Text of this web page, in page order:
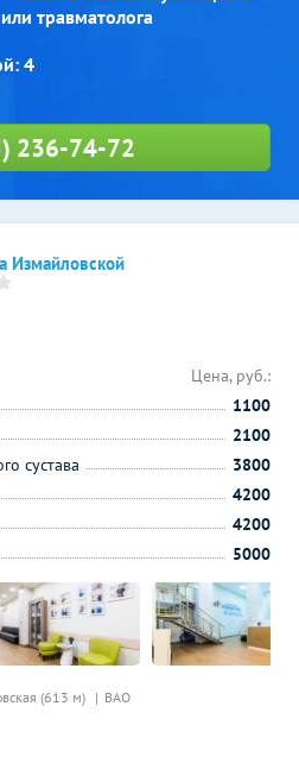
травматолога
4
236-74-72
Измайловской
(613 м) ВАО
Цена, руб.:
1100
2100
сустава
3800
4200
4200
5000